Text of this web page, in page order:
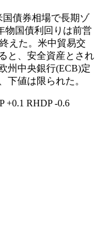
国債券相場で長期ゾ
物国債利回りは前営
えた。米中貿易交
と、安全資産とされ
州中央銀行(ECB)定
下値は限られた。
RHDP -0.6